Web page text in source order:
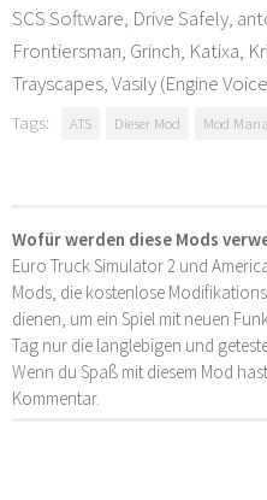
SCS Software, Drive Safely,
Frontiersman, Grinch, Katixa,
Trayscapes, Vasily (Engine
Tags: ATS Dieser Mod Mod
Wofür werden diese Mods
Euro Truck Simulator 2 und
Mods, die kostenlose
dienen, um ein Spiel mit neuen
Tag nur die langlebigen und
Wenn du Spaß mit diesem Mod
Kommentar.